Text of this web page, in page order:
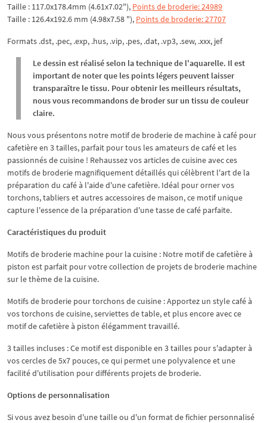
Taille : 117.0x178.4mm (4.61x7.02"), Points de broderie: 24989
Taille : 126.4x192.6 mm (4.98x7.58 "), Points de broderie: 27707
Formats .dst, .pec, .exp, .hus, .vip, .pes, .dat, .vp3, .sew, .xxx, jef
Le dessin est réalisé selon la technique de l'aquarelle. Il est
important de noter que les points légers peuvent laisser
transparaître le tissu. Pour obtenir les meilleurs résultats,
nous vous recommandons de broder sur un tissu de couleur
claire.
Nous vous présentons notre motif de broderie de machine à café pour
cafetière en 3 tailles, parfait pour tous les amateurs de café et les
passionnés de cuisine ! Rehaussez vos articles de cuisine avec ces
motifs de broderie magnifiquement détaillés qui célèbrent l'art de la
préparation du café à l'aide d'une cafetière. Idéal pour orner vos
torchons, tabliers et autres accessoires de maison, ce motif unique
capture l'essence de la préparation d'une tasse de café parfaite.
Caractéristiques du produit
Motifs de broderie machine pour la cuisine : Notre motif de cafetière à
piston est parfait pour votre collection de projets de broderie machine
sur le thème de la cuisine.
Motifs de broderie pour torchons de cuisine : Apportez un style café à
vos torchons de cuisine, serviettes de table, et plus encore avec ce
motif de cafetière à piston élégamment travaillé.
3 tailles incluses : Ce motif est disponible en 3 tailles pour s'adapter à
vos cercles de 5x7 pouces, ce qui permet une polyvalence et une
facilité d'utilisation pour différents projets de broderie.
Options de personnalisation
Si vous avez besoin d'une taille ou d'un format de fichier personnalisé